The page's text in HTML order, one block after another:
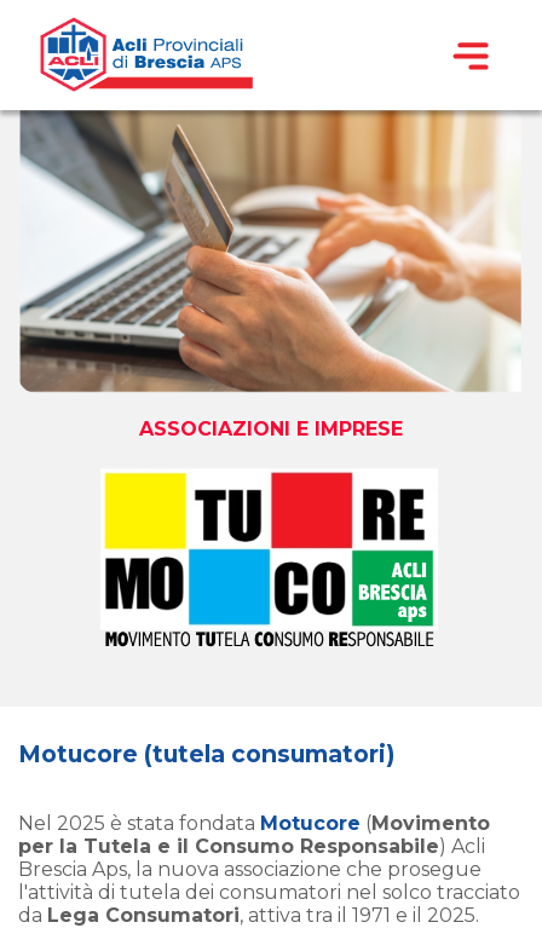
ASSOCIAZIONI E IMPRESE
Motucore (tutela consumatori)
Nel 2025 è stata fondata Motucore (Movimento
per la Tutela e il Consumo Responsabile) Acli
Brescia Aps, la nuova associazione che prosegue
l'attività di tutela dei consumatori nel solco tracciato
da Lega Consumatori, attiva tra il 1971 e il 2025.